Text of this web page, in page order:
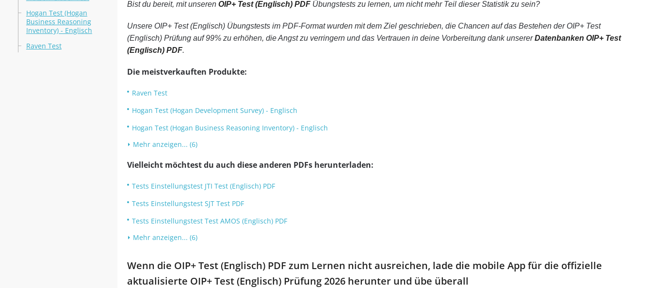
Hogan Test (Hogan
Business Reasoning
Inventory) - Englisch
Raven Test
Bist du bereit, mit unseren OIP+ Test (Englisch) PDFÜbungstests zu lernen, um nicht mehr Teil dieser Statistik zu sein?
Unsere OIP+ Test (Englisch) Übungstests im PDF-Format wurden mit dem Ziel geschrieben, die Chancen auf das Bestehen der OIP+ Test
(Englisch) Prüfung auf 99% zu erhöhen, die Angst zu verringern und das Vertrauen in deine Vorbereitung dank unsererDatenbanken OIP+ Test
(Englisch) PDF.
Die meistverkauften Produkte:
Raven Test
Hogan Test (Hogan Development Survey) - Englisch
Hogan Test (Hogan Business Reasoning Inventory) - Englisch
Mehr anzeigen... (6)
Vielleicht möchtest du auch diese anderen PDFs herunterladen:
Tests Einstellungstest JTI Test (Englisch) PDF
Tests Einstellungstest SJT Test PDF
Tests Einstellungstest Test AMOS (Englisch) PDF
Mehr anzeigen... (6)
Wenn die OIP+ Test (Englisch) PDF zum Lernen nicht ausreichen, lade die mobile App für die offizielle
aktualisierte OIP+ Test (Englisch) Prüfung 2026 herunter und übe überall